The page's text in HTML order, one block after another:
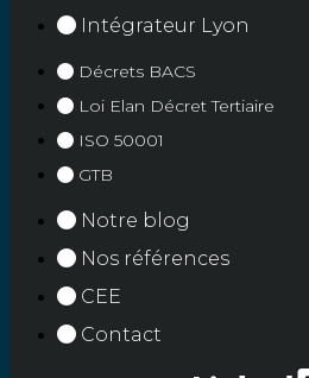
Intégrateur Lyon
Décrets BACS
Loi Elan Décret Tertiaire
ISO 50001
GTB
Notre blog
Nos références
CEE
Contact